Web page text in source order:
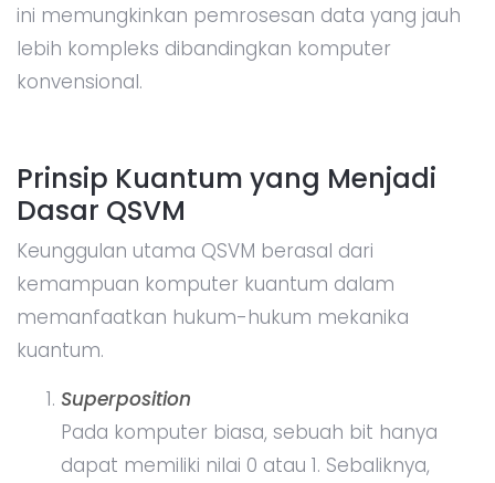
ini memungkinkan pemrosesan data yang jauh
lebih kompleks dibandingkan komputer
konvensional.
Prinsip Kuantum yang Menjadi
Dasar QSVM
Keunggulan utama QSVM berasal dari
kemampuan komputer kuantum dalam
memanfaatkan hukum-hukum mekanika
kuantum.
Superposition
Pada komputer biasa, sebuah bit hanya
dapat memiliki nilai 0 atau 1. Sebaliknya,